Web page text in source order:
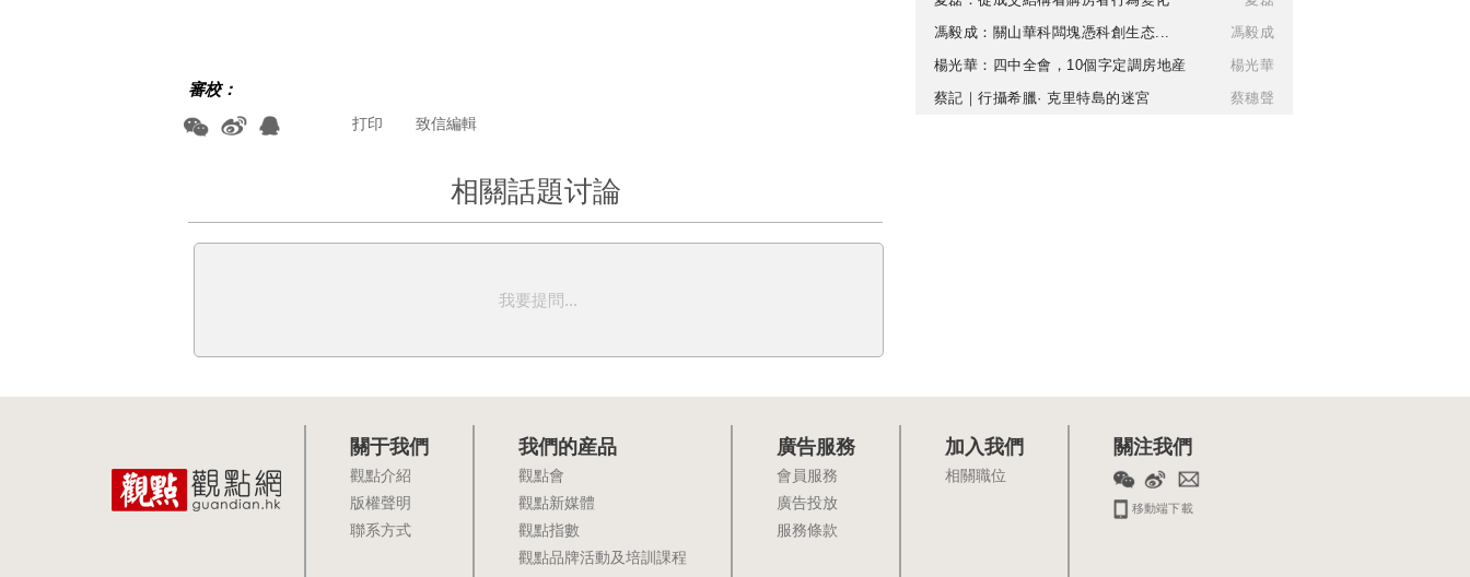
審校：
致信編輯
打印
相關話題讨論
我要提問...
馮毅成：關山華科闆塊憑科創生态...
馮毅成
楊光華：四中全會，10個字定調房地産
楊光華
蔡記｜行攝希臘· 克里特島的迷宮
蔡穗聲
關于我們
觀點介紹
版權聲明
聯系方式
我們的産品
觀點會
觀點新媒體
觀點指數
觀點品牌活動及培訓課程
廣告服務
會員服務
廣告投放
服務條款
加入我們
相關職位
關注我們
移動端下載